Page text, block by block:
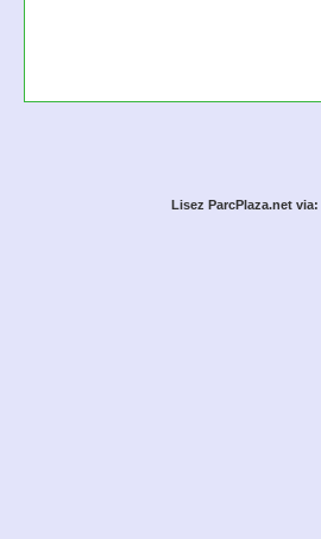
Lisez ParcPlaza.net via: